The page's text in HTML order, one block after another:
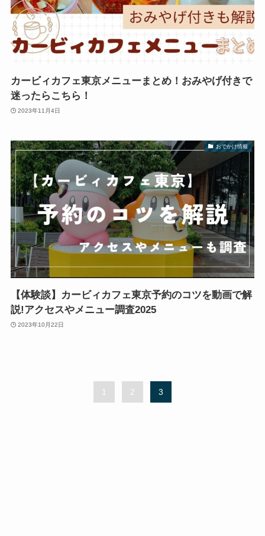
カービィカフェ東京メニューまとめ！おみやげ付きで
迷ったらこちら！
2023年11月4日
おでかけ情報
【体験談】カービィカフェ東京予約のコツを動画で解
説!アクセスやメニュー調査2025
2023年10月22日
1 2 3